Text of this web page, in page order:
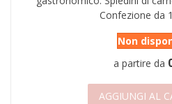
Confezione da
Non
a partire da
AGGIUNGI AL